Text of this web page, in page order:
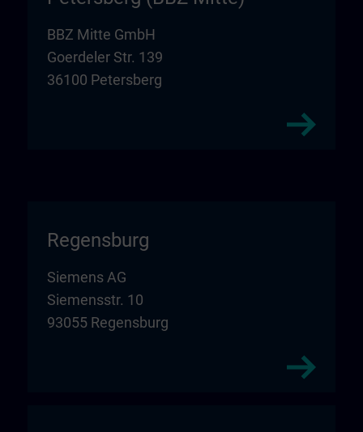
BBZ Mitte GmbH
Goerdeler Str. 139
36100 Petersberg
Regensburg
Siemens AG
Siemensstr. 10
93055 Regensburg